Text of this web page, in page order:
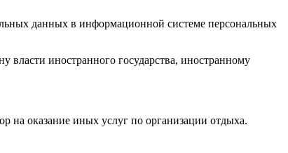
данных в информационной системе персональных
власти иностранного государства, иностранному
на оказание иных услуг по организации отдыха.